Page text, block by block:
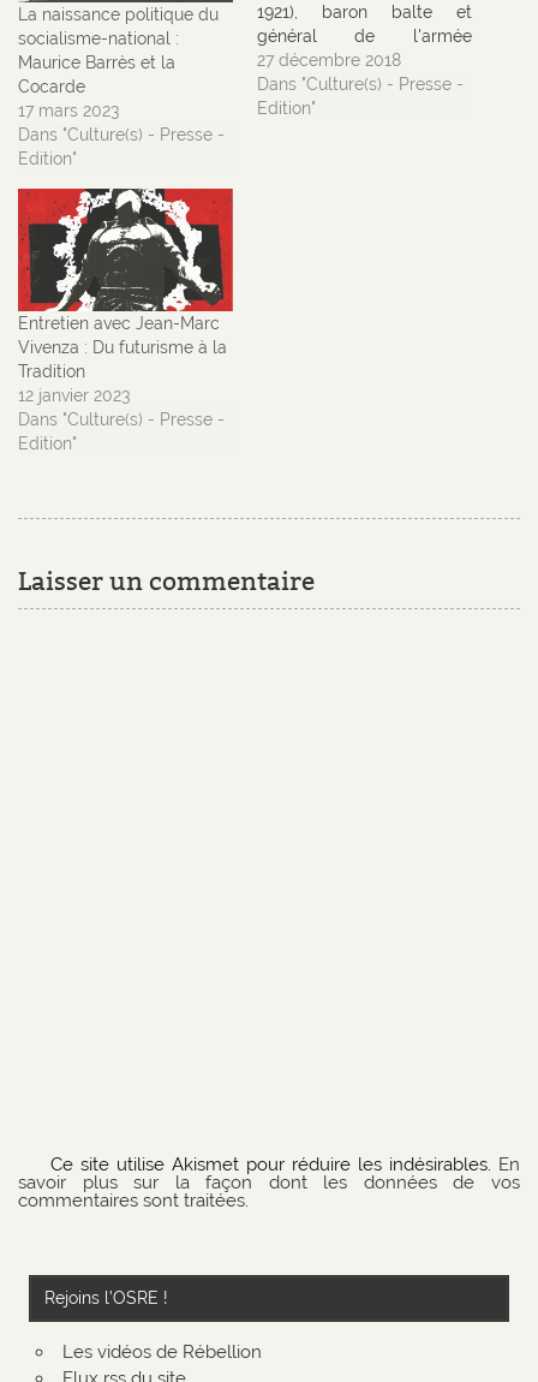
La naissance politique du
socialisme-national :
Maurice Barrès et la
Cocarde
17 mars 2023
Dans "Culture(s) - Presse -
Edition"
1921), baron balte et
général de l'armée
blanche, fut fusillé le 15
septembre 1921 par les
troupes bolchéviques. Lors
27 décembre 2018
Dans "Culture(s) - Presse -
Edition"
Entretien avec Jean-Marc
Vivenza : Du futurisme à la
Tradition
12 janvier 2023
Dans "Culture(s) - Presse -
Edition"
Laisser un commentaire
Ce site utilise Akismet pour réduire les indésirables. En
savoir plus sur la façon dont les données de vos
commentaires sont traitées.
Rejoins l’OSRE !
Les vidéos de Rébellion